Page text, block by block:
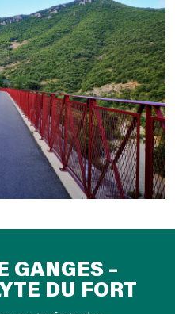
GANGES –
DU FORT